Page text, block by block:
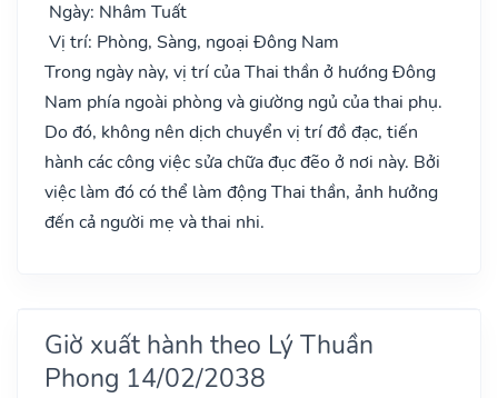
Ngày: Nhâm Tuất
Vị trí: Phòng, Sàng, ngoại Đông Nam
Trong ngày này, vị trí của Thai thần ở hướng Đông
Nam phía ngoài phòng và giường ngủ của thai phụ.
Do đó, không nên dịch chuyển vị trí đồ đạc, tiến
hành các công việc sửa chữa đục đẽo ở nơi này. Bởi
việc làm đó có thể làm động Thai thần, ảnh hưởng
đến cả người mẹ và thai nhi.
Giờ xuất hành theo Lý Thuần
Phong 14/02/2038